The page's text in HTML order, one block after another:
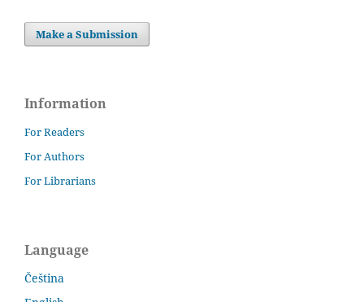
Make a Submission
Information
For Readers
For Authors
For Librarians
Language
Čeština